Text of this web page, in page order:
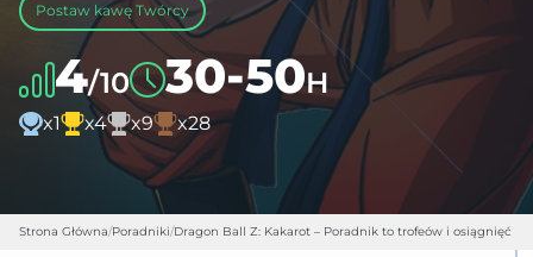
Postaw kawę Twórcy
4/10 30-50H
x1 x4 x9 x28
Strona Główna/Poradniki/Dragon Ball Z: Kakarot – Poradnik to trofeów i osiągnięć